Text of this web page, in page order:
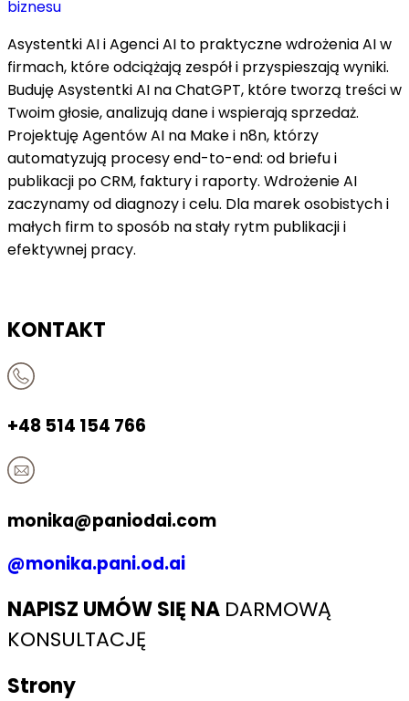
biznesu
Asystentki AI i Agenci AI to praktyczne wdrożenia AI w
firmach, które odciążają zespół i przyspieszają wyniki.
Buduję Asystentki AI na ChatGPT, które tworzą treści w
Twoim głosie, analizują dane i wspierają sprzedaż.
Projektuję Agentów AI na Make i n8n, którzy
automatyzują procesy end-to-end: od briefu i
publikacji po CRM, faktury i raporty. Wdrożenie AI
zaczynamy od diagnozy i celu. Dla marek osobistych i
małych firm to sposób na stały rytm publikacji i
efektywnej pracy.
KONTAKT
+48 514 154 766
monika@paniodai.com​
@monika.pani.od.ai
NAPISZ UMÓW SIĘ NA DARMOWĄ
KONSULTACJĘ
Strony